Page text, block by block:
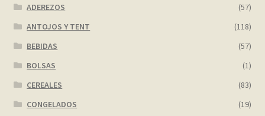
ADEREZOS
(57)
ANTOJOS Y TENT
(118)
BEBIDAS
(57)
BOLSAS
(1)
CEREALES
(83)
CONGELADOS
(19)